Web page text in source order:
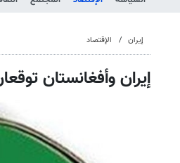
إيران الإقتصاد
إيران وأفغانستان